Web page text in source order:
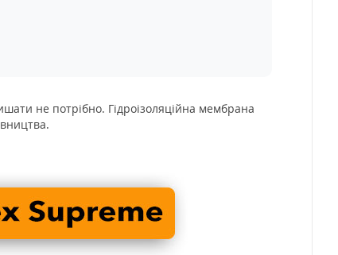
не потрібно. Гідроізоляційна мембрана